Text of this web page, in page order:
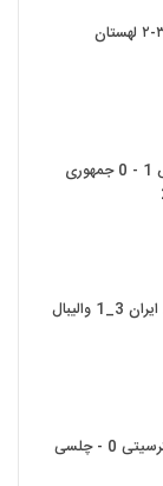
خلاصه بازی انگلیس 1 - 0 جمهوری
خلاصه بازی والیبال ایران 3_1 والیبال
خلاصه بازی منچسترسیتی 0 - چلسی